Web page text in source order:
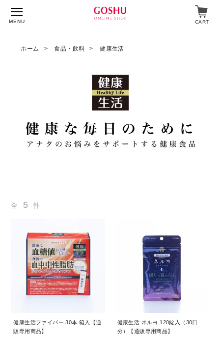
スキンケア
ギフト対応について
コーポレートサイト
MENU CART
ホーム 食品・飲料 健康生活
全 5 件
健康生活ファイバー 30本 箱入【通
販専用商品】
健康生活 ネルヨ 120錠入（30日
分）【通販専用商品】